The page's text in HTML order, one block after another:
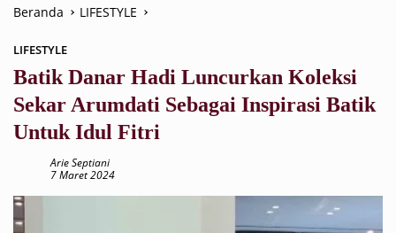
Beranda LIFESTYLE
LIFESTYLE
Batik Danar Hadi Luncurkan Koleksi
Sekar Arumdati Sebagai Inspirasi Batik
Untuk Idul Fitri
Arie Septiani
7 Maret 2024